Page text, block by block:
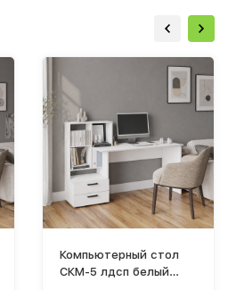
Компьютерный стол
СКМ-5 лдсп белый